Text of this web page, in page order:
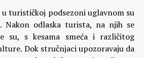
u turističkoj podsezoni uglavnom su
Nakon odlaska turista, na njih se
su, s kesama smeća i različitog
Dok stručnjaci upozoravaju da